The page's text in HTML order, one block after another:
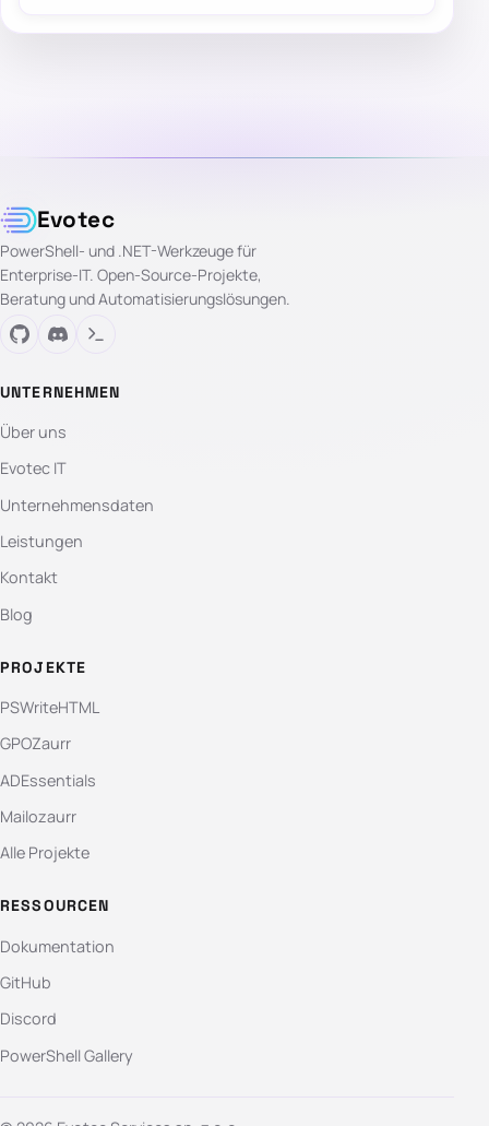
Evotec
PowerShell- und .NET-Werkzeuge für
Enterprise-IT. Open-Source-Projekte,
Beratung und Automatisierungslösungen.
UNTERNEHMEN
Über uns
Evotec IT
Unternehmensdaten
Leistungen
Kontakt
Blog
PROJEKTE
PSWriteHTML
GPOZaurr
ADEssentials
Mailozaurr
Alle Projekte
RESSOURCEN
Dokumentation
GitHub
Discord
PowerShell Gallery